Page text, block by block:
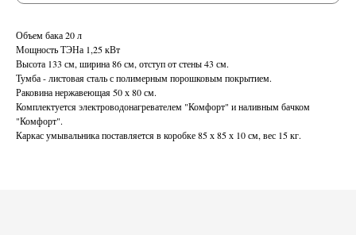
Объем бака 20 л
Мощность ТЭНа 1,25 кВт
Высота 133 см, ширина 86 см, отступ от стены 43 см.
Тумба - листовая сталь с полимерным порошковым покрытием.
Раковина нержавеющая 50 х 80 см.
Комплектуется электроводонагревателем "Комфорт" и наливным бачком
"Комфорт".
Каркас умывальника поставляется в коробке 85 х 85 х 10 см, вес 15 кг.